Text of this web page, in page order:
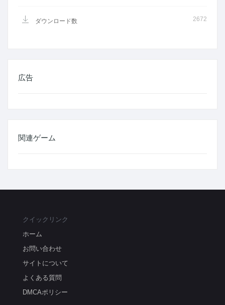
ダウンロード数 2672
広告
関連ゲーム
クイックリンク
ホーム
お問い合わせ
サイトについて
よくある質問
DMCAポリシー